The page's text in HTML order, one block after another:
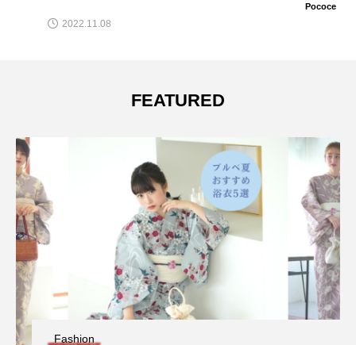
Pococe
2022.11.08
FEATURED
Fashion